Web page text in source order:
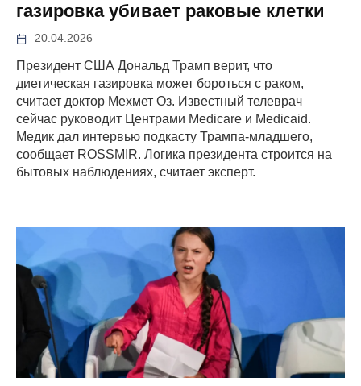
газировка убивает раковые клетки
20.04.2026
Президент США Дональд Трамп верит, что
диетическая газировка может бороться с раком,
считает доктор Мехмет Оз. Известный телеврач
сейчас руководит Центрами Medicare и Medicaid.
Медик дал интервью подкасту Трампа-младшего,
сообщает ROSSMIR. Логика президента строится на
бытовых наблюдениях, считает эксперт.